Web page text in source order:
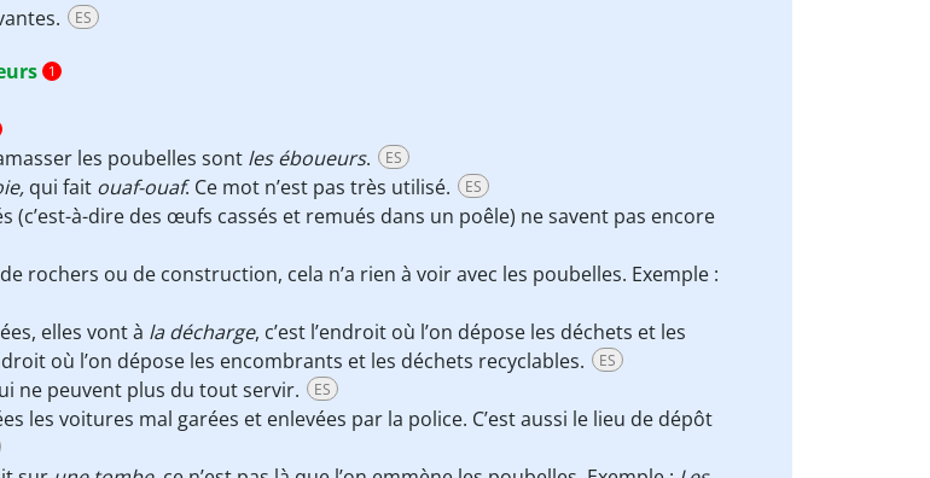
ES
1
les poubelles sont les éboueurs. ES
, qui fait ouaf-ouaf. Ce mot n’est pas très utilisé. ES
(c’est-à-dire des œufs cassés et remués dans un poêle) ne savent pas encore
rochers ou de construction, cela n’a rien à voir avec les poubelles. Exemple :
elles vont à la décharge, c’est l’endroit où l’on dépose les déchets et les
où l’on dépose les encombrants et les déchets recyclables. ES
ne peuvent plus du tout servir. ES
les voitures mal garées et enlevées par la police. C’est aussi le lieu de dépôt